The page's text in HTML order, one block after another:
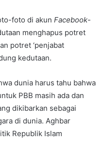
foto di akun Facebook-
menghapus potret
potret ‘penjabat
kedutaan.
dunia harus tahu bahwa
PBB masih ada dan
dikibarkan sebagai
di dunia. Aghbar
Republik Islam